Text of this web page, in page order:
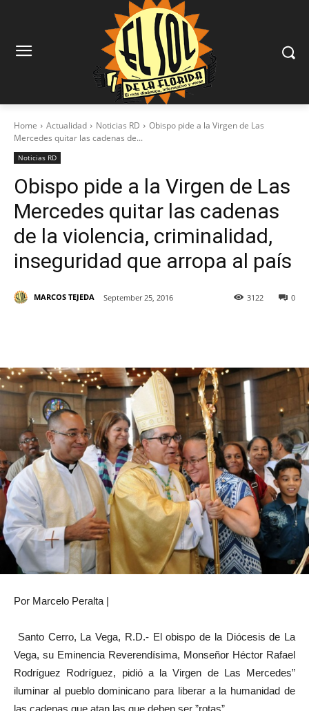
Home Actualidad Noticias RD
Obispo pide a la Virgen de Las
Mercedes quitar las cadenas de...
Noticias RD
Obispo pide a la Virgen de Las
Mercedes quitar las cadenas
de la violencia, criminalidad,
inseguridad que arropa al país
MARCOS TEJEDA September 25, 2016 0
3122
Por Marcelo Peralta |
Santo Cerro, La Vega, R.D.- El obispo de la Diócesis de La
Vega, su Eminencia Reverendísima, Monseñor Héctor Rafael
Rodríguez Rodríguez, pidió a la Virgen de Las Mercedes”
iluminar al pueblo dominicano para liberar a la humanidad de
las cadenas que atan las que deben ser ”rotas”.